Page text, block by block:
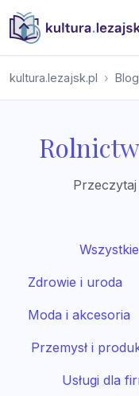
kultura.lezajsk.pl Blog
Zdrowie i uroda
Moda i akcesoria
Przemysł i
Usługi dla